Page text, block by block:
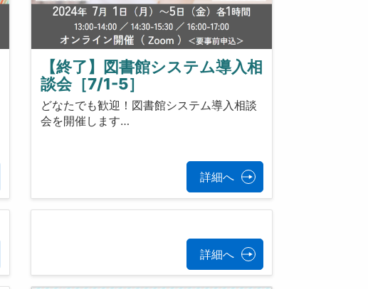
【終了】図書館システム導入相
談会［7/1-5］
どなたでも歓迎！図書館システム導入相談
会を開催します…
詳細へ
詳細へ